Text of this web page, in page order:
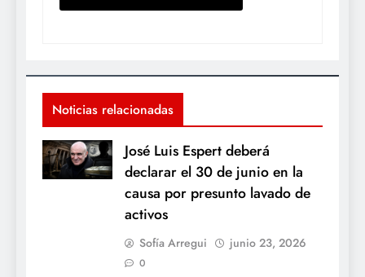
Noticias relacionadas
José Luis Espert deberá
declarar el 30 de junio en la
causa por presunto lavado de
activos
Sofía Arregui junio 23, 2026
0